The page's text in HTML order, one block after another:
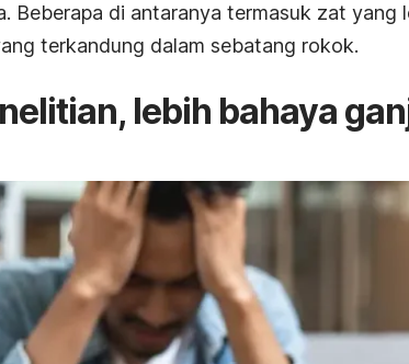
Beberapa di antaranya termasuk zat yang
terkandung dalam sebatang rokok.
lebih bahaya